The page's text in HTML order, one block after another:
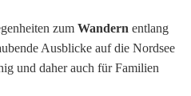
zum Wandern entlang
Ausblicke auf die Nordsee
und daher auch für Familien